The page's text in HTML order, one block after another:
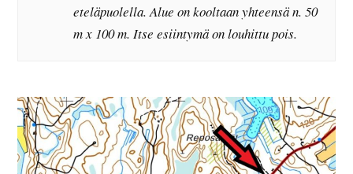
eteläpuolella. Alue on kooltaan yhteensä n. 50
m x 100 m. Itse esiintymä on louhittu pois.